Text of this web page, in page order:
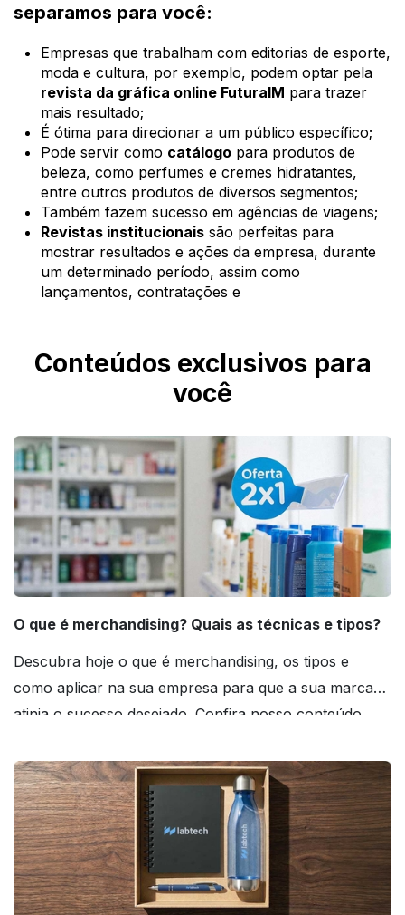
separamos para você:
Empresas que trabalham com editorias de esporte,
moda e cultura, por exemplo, podem optar pela
revista da gráfica online FuturaIM para trazer
mais resultado;
É ótima para direcionar a um público específico;
Pode servir como catálogo para produtos de
beleza, como perfumes e cremes hidratantes,
entre outros produtos de diversos segmentos;
Também fazem sucesso em agências de viagens;
Revistas institucionais são perfeitas para
mostrar resultados e ações da empresa, durante
um determinado período, assim como
lançamentos, contratações e
Conteúdos exclusivos para
você
O que é merchandising? Quais as técnicas e tipos?
Descubra hoje o que é merchandising, os tipos e
como aplicar na sua empresa para que a sua marca
atinja o sucesso desejado. Confira nosso conteúdo